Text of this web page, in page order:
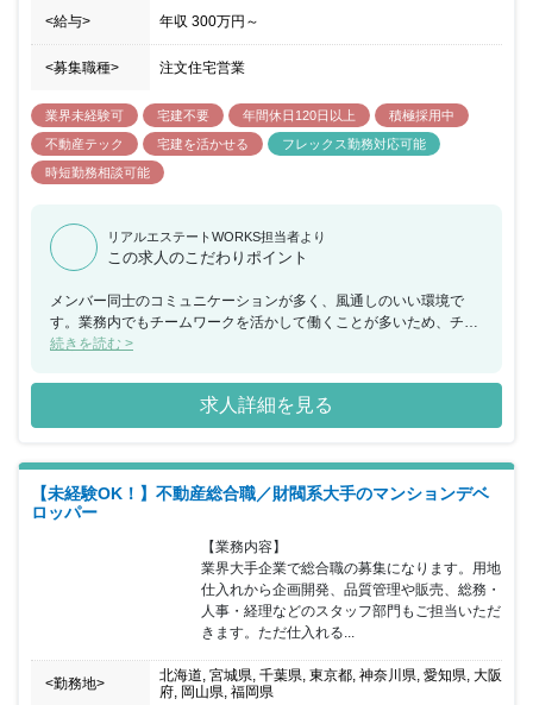
<給与> 年収 300万円 ～
<募集職種> 注文住宅営業
業界未経験可 宅建不要 年間休日120日以上
積極採用中
不動産テック
宅建を活かせる
フレックス勤務対応可能
時短勤務相談可能
リアルエステートWORKS担当者より
この求人のこだわりポイント
メンバー同士のコミュニケーションが多く、風通しのいい環境で
す。業務内でもチームワークを活かして働くことが多いため、チー
ムで何かを成し遂げたいと考えている方におススメの求人です。ま
制度など女性のライフイベントにも沿った制度が整っております。
続きを読む >
求人詳細を見る
【未経験OK！】不動産総合職／財閥系大手のマンションデベ
ロッパー
【業務内容】
業界大手企業で総合職の募集になります。用地
仕入れから企画開発、品質管理や販売、総務・
人事・経理などのスタッフ部門もご担当いただ
きます。ただ仕入れる...
<勤務地>
北海道, 宮城県, 千葉県, 東京都, 神奈川県, 愛知県, 大阪
府, 岡山県, 福岡県